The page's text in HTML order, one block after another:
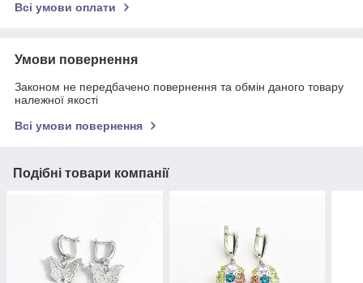
Всі умови оплати
Умови повернення
Законом не передбачено повернення та обмін даного товару
належної якості
Всі умови повернення
Подібні товари компанії